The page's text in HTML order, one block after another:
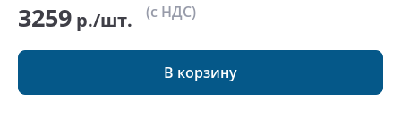
3259 р./шт. (с НДС)
В корзину